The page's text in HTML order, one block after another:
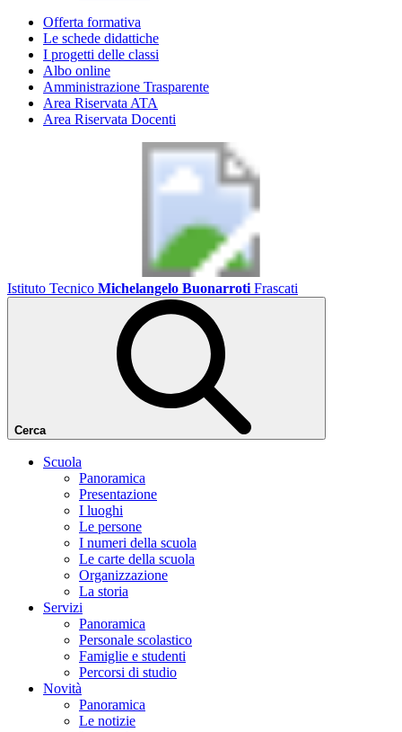
Offerta formativa
Le schede didattiche
I progetti delle classi
Albo online
Amministrazione Trasparente
Area Riservata ATA
Area Riservata Docenti
Istituto Tecnico Michelangelo Buonarroti Frascati
Cerca
Scuola
Panoramica
Presentazione
I luoghi
Le persone
I numeri della scuola
Le carte della scuola
Organizzazione
La storia
Servizi
Panoramica
Personale scolastico
Famiglie e studenti
Percorsi di studio
Novità
Panoramica
Le notizie